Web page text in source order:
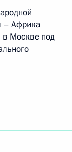
– Африка
в Москве под